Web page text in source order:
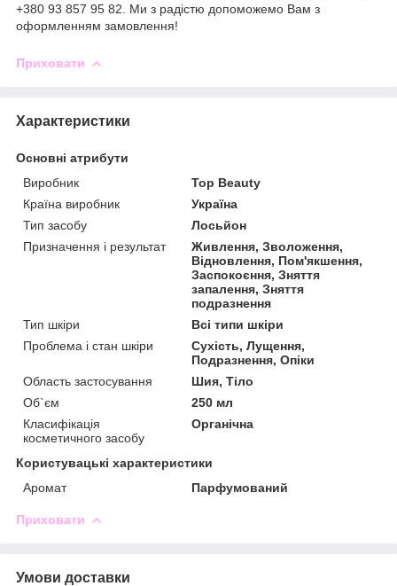
+380 93 857 95 82. Ми з радістю допоможемо Вам з
оформленням замовлення!
Приховати
Характеристики
Основні атрибути
Виробник
Top Beauty
Країна виробник
Україна
Тип засобу
Лосьйон
Призначення і результат
Живлення, Зволоження,
Відновлення, Пом'якшення,
Заспокоєння, Зняття
запалення, Зняття
подразнення
Тип шкіри
Всі типи шкіри
Проблема і стан шкіри
Сухість, Лущення,
Подразнення, Опіки
Область застосування
Шия, Тіло
Об`єм
250 мл
Класифікація
косметичного засобу
Органічна
Користувацькі характеристики
Аромат
Парфумований
Приховати
Умови доставки